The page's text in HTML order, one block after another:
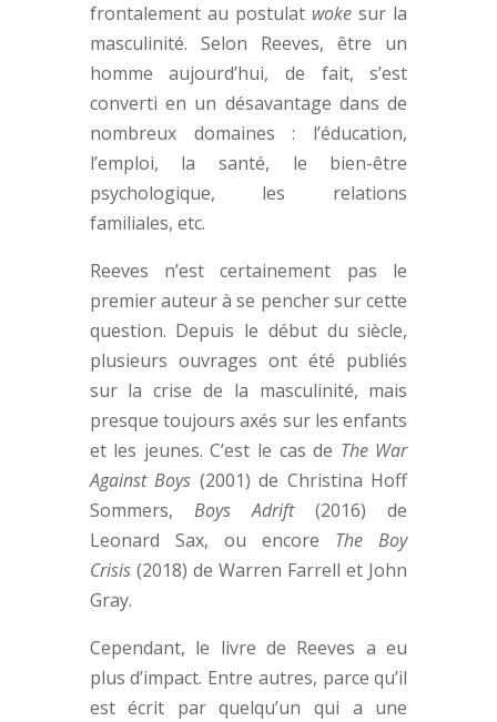
frontalement au postulat woke sur la
masculinité. Selon Reeves, être un
homme aujourd’hui, de fait, s’est
converti en un désavantage dans de
nombreux domaines : l’éducation,
l’emploi, la santé, le bien-être
psychologique, les relations
familiales, etc.
Reeves n’est certainement pas le
premier auteur à se pencher sur cette
question. Depuis le début du siècle,
plusieurs ouvrages ont été publiés
sur la crise de la masculinité, mais
presque toujours axés sur les enfants
et les jeunes. C’est le cas de The War
Against Boys (2001) de Christina Hoff
Sommers, Boys Adrift(2016) de
Leonard Sax, ou encore The Boy
Crisis(2018) de Warren Farrell et John
Gray.
Cependant, le livre de Reeves a eu
plus d’impact. Entre autres, parce qu’il
est écrit par quelqu’un qui a une